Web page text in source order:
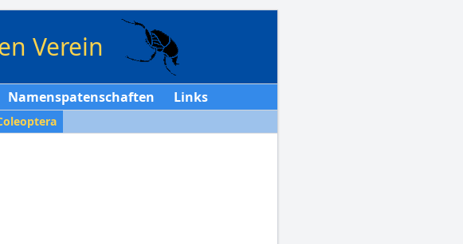
Verein
Namenspatenschaften Links